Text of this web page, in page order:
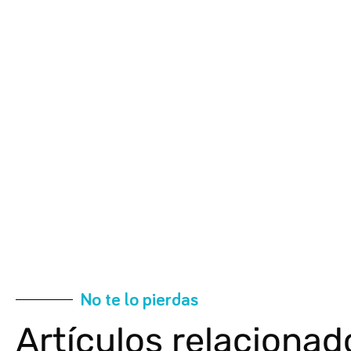
No te lo pierdas
Artículos